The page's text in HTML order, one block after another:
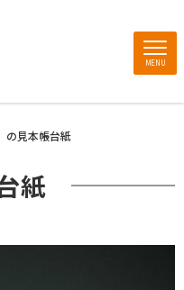
MENU
の見本帳台紙
紙